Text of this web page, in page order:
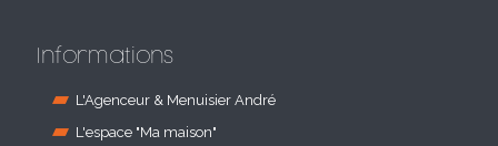
Informations
L'Agenceur & Menuisier André
L'espace "Ma maison"